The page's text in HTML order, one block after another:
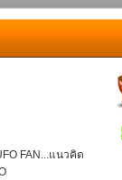
FAN...แนวคิด